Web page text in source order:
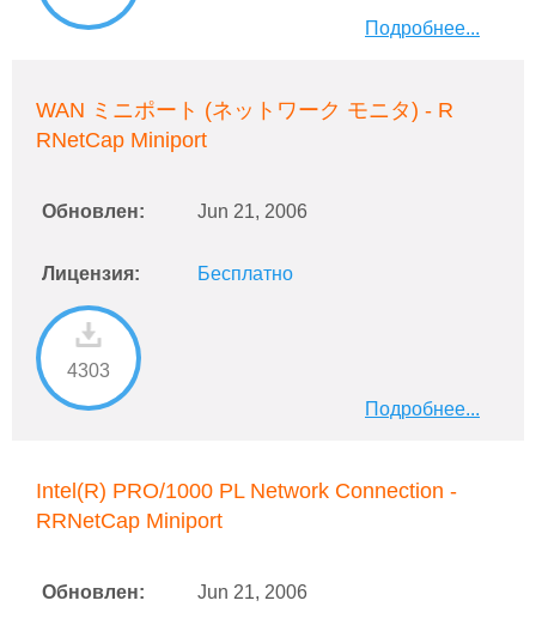
Подробнее...
WAN ミニポート (ネットワーク モニタ) - R
RNetCap Miniport
Обновлен: Jun 21, 2006
Лицензия: Бесплатно
4303
Подробнее...
Intel(R) PRO/1000 PL Network Connection -
RRNetCap Miniport
Обновлен: Jun 21, 2006